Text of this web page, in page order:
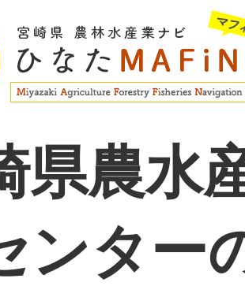
県農水
ンター